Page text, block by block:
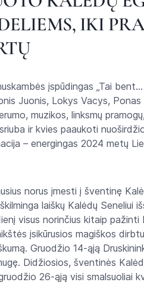
IKI
įspūdingas „Tai
Juonis, Lokys Vacys,
muzikos, linksmų
ir kvies paaukoti
– energingas 2024 metų
norus įmesti į šventinę
laiškų Kalėdų Seneliui
visus norinčius kitaip pažinti
įsikūrusios magiškos
Gruodžio 14-ąją
Didžiosios, šventinės
26-ąją visi smalsuoliai